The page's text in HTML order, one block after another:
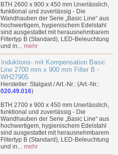
BTH 2600 x 900 x 450 mm Unerlässlich,
funktional und zuverlässig - Die
Wandhauben der Serie „Basic Line“ aus
hochwertigem, hygienischem Edelstahl
sind ausgestattet mit herausnehmbarem
Filtertyp B (Standard), LED-Beleuchtung
und in... mehr
Induktions- mit Kompensation Basic
Line 2700 mm x 900 mm Filter B -
WH27905
Hersteller: Stalgast / Art.-Nr.: (Art.-Nr.:
020.49.016)
BTH 2700 x 900 x 450 mm Unerlässlich,
funktional und zuverlässig - Die
Wandhauben der Serie „Basic Line“ aus
hochwertigem, hygienischem Edelstahl
sind ausgestattet mit herausnehmbarem
Filtertyp B (Standard), LED-Beleuchtung
und in... mehr